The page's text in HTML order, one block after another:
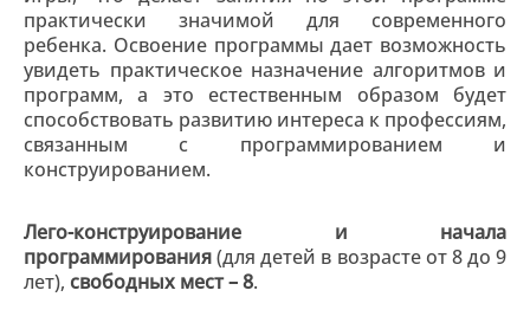
практически значимой для современного
ребенка. Освоение программы дает возможность
увидеть практическое назначение алгоритмов и
программ, а это естественным образом будет
способствовать развитию интереса к профессиям,
связанным с программированием и
конструированием.
Лего-конструирование и начала
программирования(для детей в возрасте от 8 до 9
лет), свободных мест – 8.